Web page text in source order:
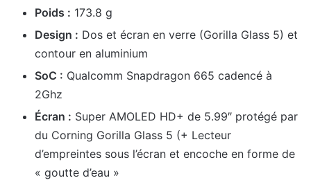
Poids : 173.8 g
Design : Dos et écran en verre (Gorilla Glass 5) et
contour en aluminium
SoC : Qualcomm Snapdragon 665 cadencé à
2Ghz
Écran : Super AMOLED HD+ de 5.99″ protégé par
du Corning Gorilla Glass 5 (+ Lecteur
d’empreintes sous l’écran et encoche en forme de
« goutte d’eau »